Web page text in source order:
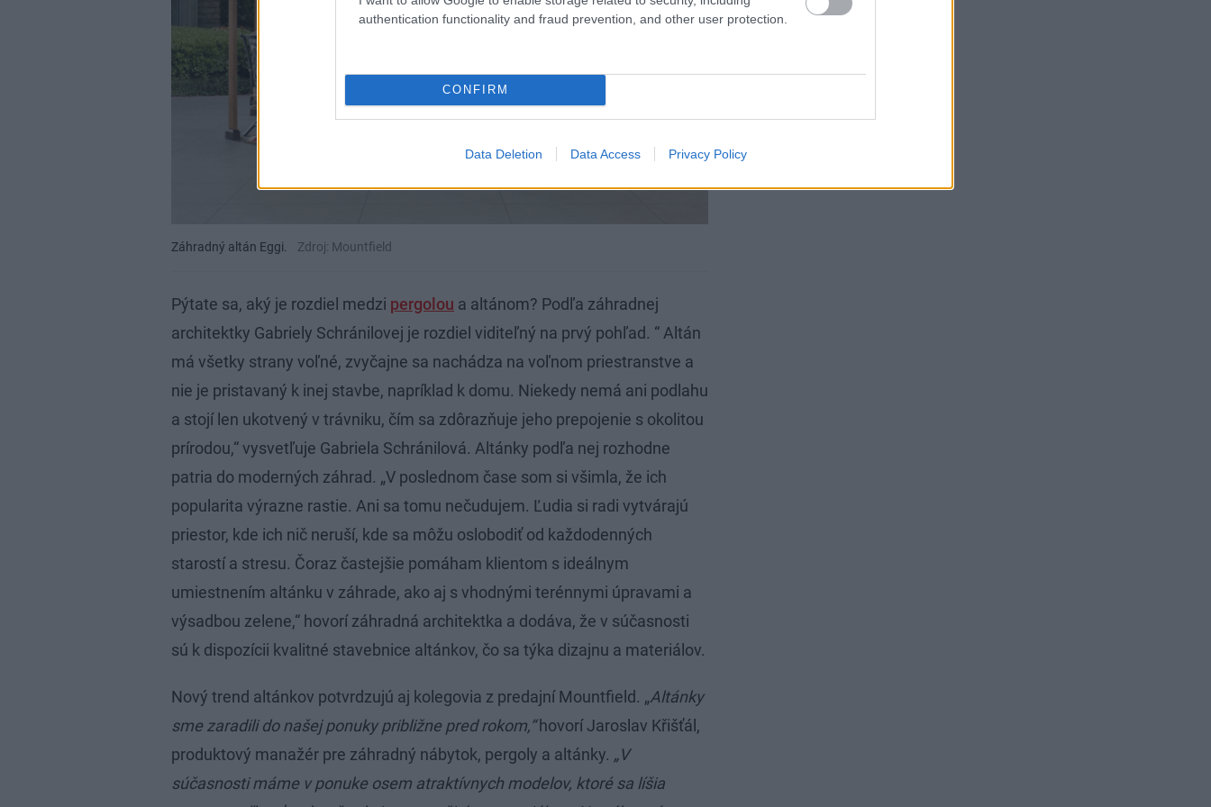
authentication functionality and fraud prevention, and other user protection.
CONFIRM
Data Deletion Data Access Privacy Policy
Záhradný altán Eggi. Zdroj: Mountfield
Pýtate sa, aký je rozdiel medzi pergolou a altánom? Podľa záhradnej
architektky Gabriely Schránilovej je rozdiel viditeľný na prvý pohľad. “ Altán
má všetky strany voľné, zvyčajne sa nachádza na voľnom priestranstve a
nie je pristavaný k inej stavbe, napríklad k domu. Niekedy nemá ani podlahu
a stojí len ukotvený v trávniku, čím sa zdôrazňuje jeho prepojenie s okolitou
prírodou,“ vysvetľuje Gabriela Schránilová. Altánky podľa nej rozhodne
patria do moderných záhrad. „V poslednom čase som si všimla, že ich
popularita výrazne rastie. Ani sa tomu nečudujem. Ľudia si radi vytvárajú
priestor, kde ich nič neruší, kde sa môžu oslobodiť od každodenných
starostí a stresu. Čoraz častejšie pomáham klientom s ideálnym
umiestnením altánku v záhrade, ako aj s vhodnými terénnymi úpravami a
výsadbou zelene,“ hovorí záhradná architektka a dodáva, že v súčasnosti
sú k dispozícii kvalitné stavebnice altánkov, čo sa týka dizajnu a materiálov.
Nový trend altánkov potvrdzujú aj kolegovia z predajní Mountfield. „Altánky
sme zaradili do našej ponuky približne pred rokom,“hovorí Jaroslav Křišťál,
produktový manažér pre záhradný nábytok, pergoly a altánky. „V
súčasnosti máme v ponuke osem atraktívnych modelov, ktoré sa líšia